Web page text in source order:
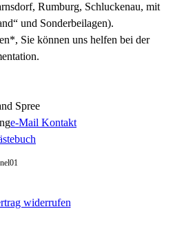
Rumburg, Schluckenau, mit
und Sonderbeilagen).
Sie können uns helfen bei der
Spree
e-Mail KontaktOpens
widerrufen